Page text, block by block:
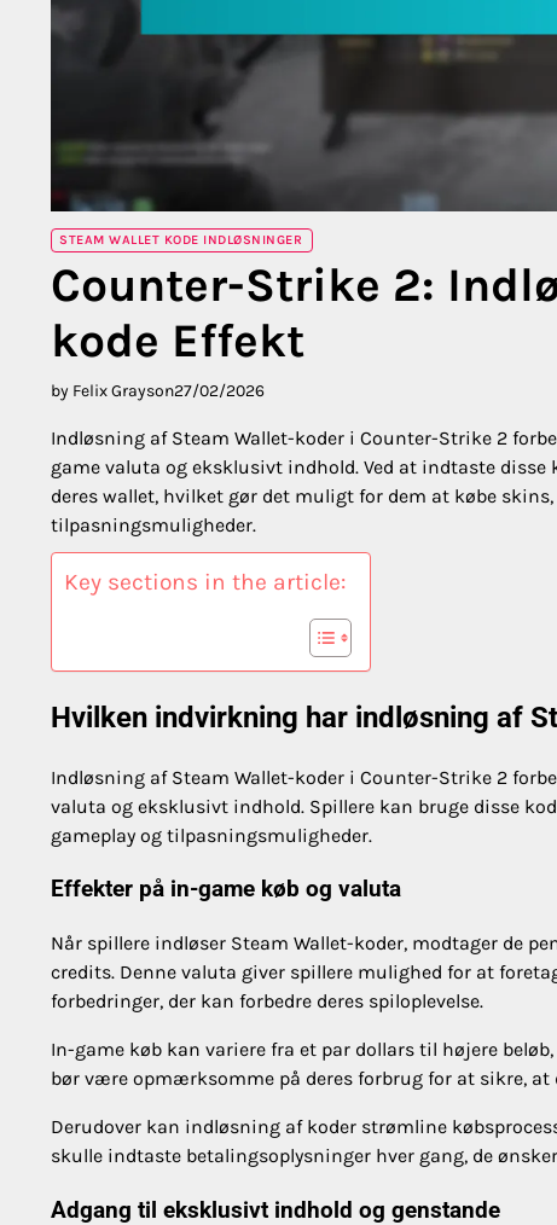
STEAM WALLET KODE INDLØSNINGER
Counter-Strike 2:
kode Effekt
by Felix Grayson27/02/2026
Indløsning af Steam Wallet-koder i Counter-Strike 2
game valuta og eksklusivt indhold. Ved at indtaste
deres wallet, hvilket gør det muligt for dem at købe
tilpasningsmuligheder.
Key sections in the article:
Hvilken indvirkning har indløsning af
Indløsning af Steam Wallet-koder i Counter-Strike 2
valuta og eksklusivt indhold. Spillere kan bruge disse
gameplay og tilpasningsmuligheder.
Effekter på in-game køb og valuta
Når spillere indløser Steam Wallet-koder, modtager de
credits. Denne valuta giver spillere mulighed for at
forbedringer, der kan forbedre deres spiloplevelse.
In-game køb kan variere fra et par dollars til højere
bør være opmærksomme på deres forbrug for at sikre, at
Derudover kan indløsning af koder strømline
skulle indtaste betalingsoplysninger hver gang, de
Adgang til eksklusivt indhold og genstande